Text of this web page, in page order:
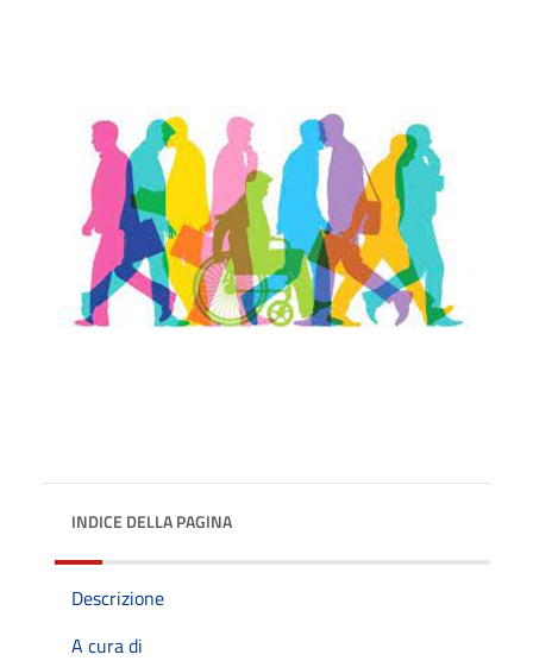
INDICE DELLA PAGINA
Descrizione
A cura di